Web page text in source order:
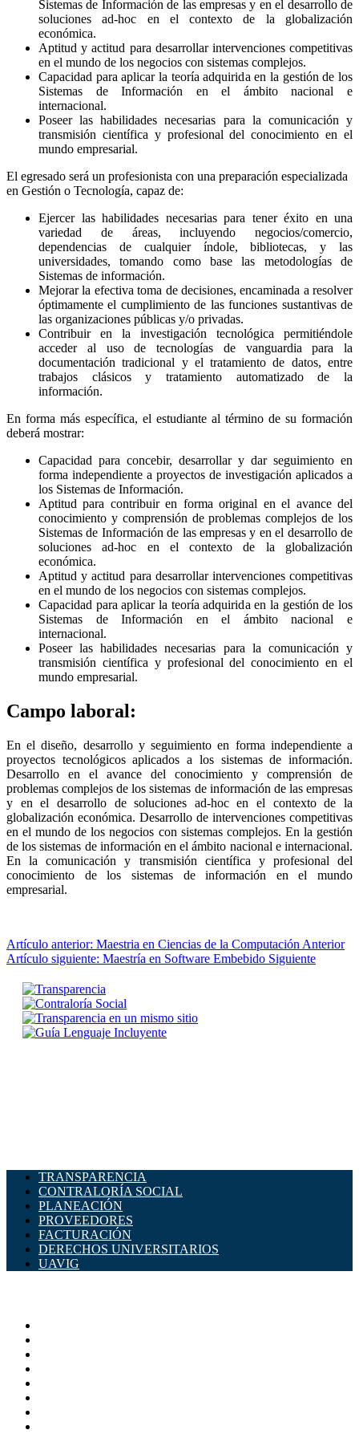
Sistemas de Información de las empresas y en el desarrollo de
soluciones ad-hoc en el contexto de la globalización
económica.
Aptitud y actitud para desarrollar intervenciones competitivas
en el mundo de los negocios con sistemas complejos.
Capacidad para aplicar la teoría adquirida en la gestión de los
Sistemas de Información en el ámbito nacional e
internacional.
Poseer las habilidades necesarias para la comunicación y
transmisión científica y profesional del conocimiento en el
mundo empresarial.
El egresado será un profesionista con una preparación especializada
en Gestión o Tecnología, capaz de:
Ejercer las habilidades necesarias para tener éxito en una
variedad de áreas, incluyendo negocios/comercio,
dependencias de cualquier índole, bibliotecas, y las
universidades, tomando como base las metodologías de
Sistemas de información.
Mejorar la efectiva toma de decisiones, encaminada a resolver
óptimamente el cumplimiento de las funciones sustantivas de
las organizaciones públicas y/o privadas.
Contribuir en la investigación tecnológica permitiéndole
acceder al uso de tecnologías de vanguardia para la
documentación tradicional y el tratamiento de datos, entre
trabajos clásicos y tratamiento automatizado de la
información.
En forma más específica, el estudiante al término de su formación
deberá mostrar:
Capacidad para concebir, desarrollar y dar seguimiento en
forma independiente a proyectos de investigación aplicados a
los Sistemas de Información.
Aptitud para contribuir en forma original en el avance del
conocimiento y comprensión de problemas complejos de los
Sistemas de Información de las empresas y en el desarrollo de
soluciones ad-hoc en el contexto de la globalización
económica.
Aptitud y actitud para desarrollar intervenciones competitivas
en el mundo de los negocios con sistemas complejos.
Capacidad para aplicar la teoría adquirida en la gestión de los
Sistemas de Información en el ámbito nacional e
internacional.
Poseer las habilidades necesarias para la comunicación y
transmisión científica y profesional del conocimiento en el
mundo empresarial.
Campo laboral:
En el diseño, desarrollo y seguimiento en forma independiente a
proyectos tecnológicos aplicados a los sistemas de información.
Desarrollo en el avance del conocimiento y comprensión de
problemas complejos de los sistemas de información de las empresas
y en el desarrollo de soluciones ad-hoc en el contexto de la
globalización económica. Desarrollo de intervenciones competitivas
en el mundo de los negocios con sistemas complejos. En la gestión
de los sistemas de información en el ámbito nacional e internacional.
En la comunicación y transmisión científica y profesional del
conocimiento de los sistemas de información en el mundo
empresarial.
Artículo anterior: Maestria en Ciencias de la Computación Anterior
Artículo siguiente: Maestría en Software Embebido Siguiente
TRANSPARENCIA
CONTRALORÍA SOCIAL
PLANEACIÓN
PROVEEDORES
FACTURACIÓN
DERECHOS UNIVERSITARIOS
UAVIG